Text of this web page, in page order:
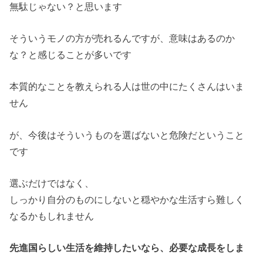
無駄じゃない？と思います
そういうモノの方が売れるんですが、意味はあるのか
な？と感じることが多いです
本質的なことを教えられる人は世の中にたくさんはいま
せん
が、今後はそういうものを選ばないと危険だということ
です
選ぶだけではなく、
しっかり自分のものにしないと穏やかな生活すら難しく
なるかもしれません
先進国らしい生活を維持したいなら、必要な成長をしま